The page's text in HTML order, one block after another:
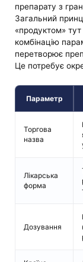
препарату з
Загальний
«продуктом»
комбінацію
перетворює
Це потребує
Параметр
Торгова
назва
Лікарська
форма
Дозування